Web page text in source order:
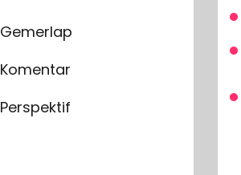
Gemerlap
Komentar
Perspektif